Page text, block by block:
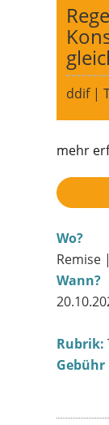
Wo?
Remise
Wann?
Rubrik:
Gebühr
ddif |
mehr